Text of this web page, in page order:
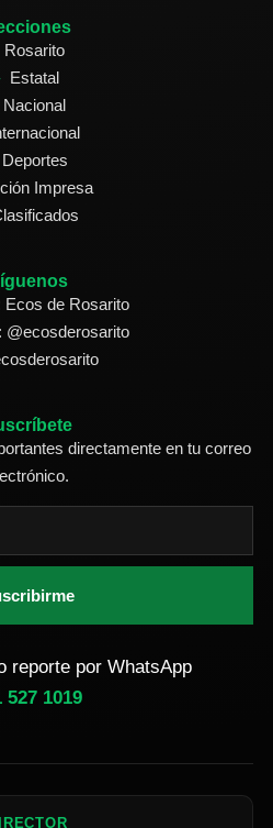
Rosarito
Estatal
Nacional
Deportes
Impresa
Ecos de Rosarito
@ecosderosarito
directamente en tu correo
reporte por WhatsApp
527 1019